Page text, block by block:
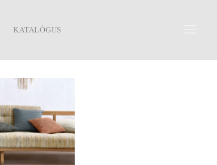
KATALÓGUS